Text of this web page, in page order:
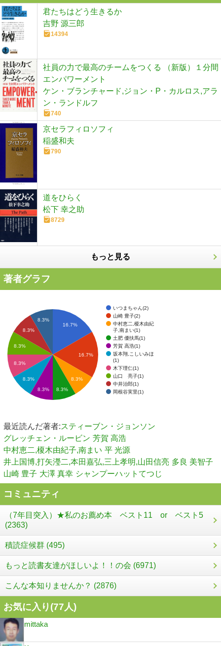
君たちはどう生きるか
吉野 源三郎
14394
社員の力で最高のチームをつくる （新版）１分間
エンパワーメント
ケン・ブランチャード,ジョン・P・カルロス,アラ
ン・ランドルフ
740
京セラフィロソフィ
稲盛和夫
790
道をひらく
松下 幸之助
8729
もっと見る
著者グラフ
いつまちゃん(2)
山崎 豊子(2)
中村恵二,榎木由紀
子,南まい(1)
土肥 優扶馬(1)
芳賀 高浩(1)
坂本翔,こしいみほ
(1)
木下理仁(1)
山口 亮子(1)
中井治郎(1)
岡根谷実里(1)
16.7%
16.7%
8.3%
8.3%
8.3%
8.3%
8.3%
8.3%
8.3%
8.3%
最近読んだ著者:スティーブン・ジョンソン
グレッチェン・ルービン 芳賀 高浩
中村恵二,榎木由紀子,南まい 平 光源
井上国博,打矢瀅二,本田嘉弘,三上孝明,山田信亮 多良 美智子
山崎 豊子 大澤 真幸 シャンプーハットてつじ
コミュニティ
（7年目突入）★私のお薦め本 ベスト11 or ベスト5
(2363)
積読症候群 (495)
もっと読書友達がほしいよ！！の会 (6971)
こんな本知りませんか？ (2876)
お気に入り(77人)
mittaka